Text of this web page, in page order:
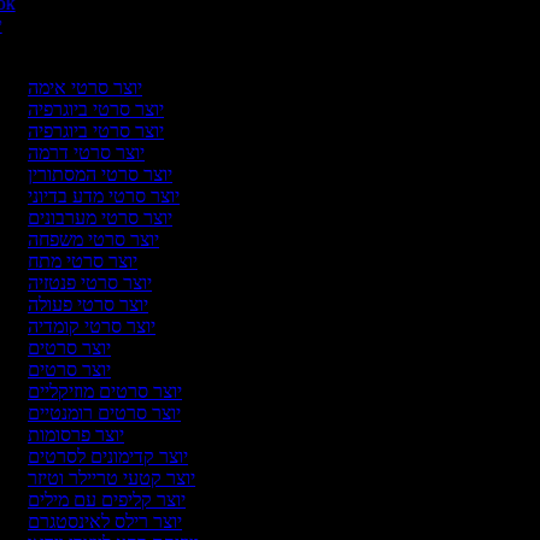
יוצר סרטי אימה
יוצר סרטי ביוגרפיה
יוצר סרטי ביוגרפיה
יוצר סרטי דרמה
יוצר סרטי המסתורין
יוצר סרטי מדע בדיוני
יוצר סרטי מערבונים
יוצר סרטי משפחה
יוצר סרטי מתח
יוצר סרטי פנטזיה
יוצר סרטי פעולה
יוצר סרטי קומדיה
יוצר סרטים
יוצר סרטים
יוצר סרטים מוזיקליים
יוצר סרטים רומנטיים
יוצר פרסומות
יוצר קדימונים לסרטים
יוצר קטעי טריילר וטיזר
יוצר קליפים עם מילים
יוצר רילס לאינסטגרם